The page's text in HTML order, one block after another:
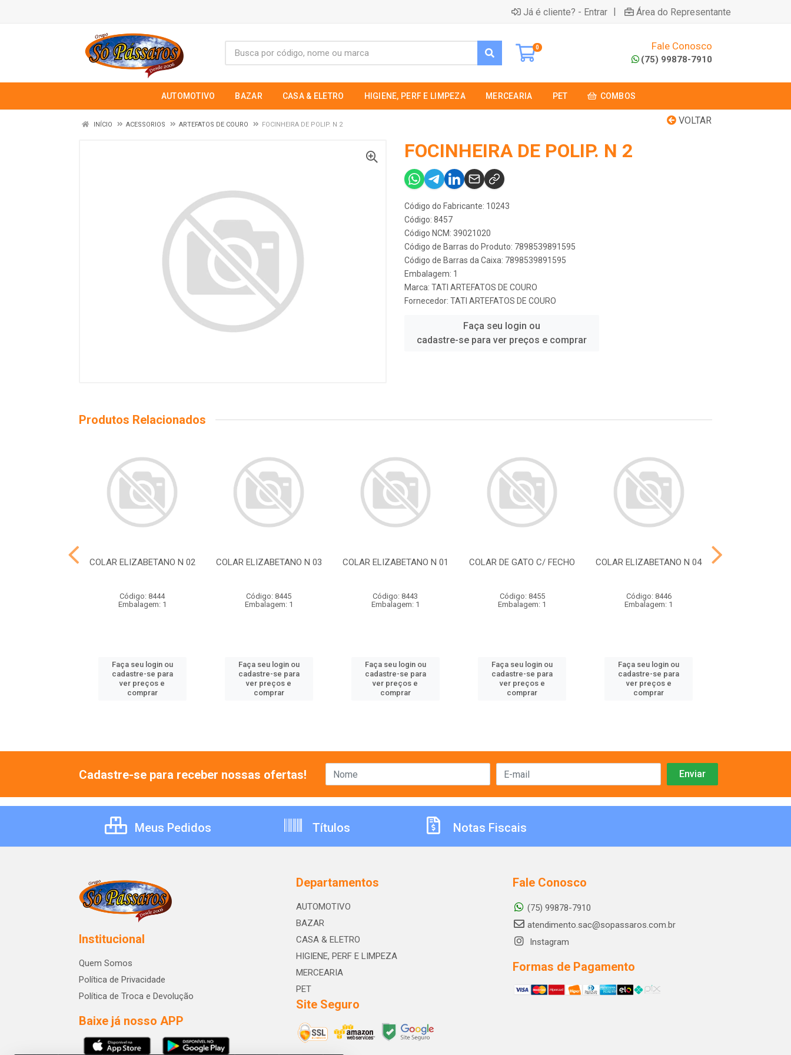
Já é cliente? - Entrar | Área do Representante
0 Fale Conosco
(75) 99878-7910
AUTOMOTIVO BAZAR CASA & ELETRO HIGIENE, PERF E LIMPEZA MERCEARIA PET COMBOS
VOLTAR
INÍCIO ACESSORIOS ARTEFATOS DE COURO FOCINHEIRA DE POLIP. N 2
FOCINHEIRA DE POLIP. N 2
Código do Fabricante: 10243
Código: 8457
Código NCM: 39021020
Código de Barras do Produto: 7898539891595
Código de Barras da Caixa: 7898539891595
Embalagem: 1
Marca: TATI ARTEFATOS DE COURO
Fornecedor: TATI ARTEFATOS DE COURO
Faça seu login ou
cadastre-se para ver preços e comprar
Produtos Relacionados
COLAR ELIZABETANO N 02
Código: 8444
Embalagem: 1
Faça seu login ou
cadastre-se para
ver preços e
comprar
COLAR ELIZABETANO N 03
Código: 8445
Embalagem: 1
Faça seu login ou
cadastre-se para
ver preços e
comprar
COLAR ELIZABETANO N 01
Código: 8443
Embalagem: 1
Faça seu login ou
cadastre-se para
ver preços e
comprar
COLAR DE GATO C/ FECHO
Código: 8455
Embalagem: 1
Faça seu login ou
cadastre-se para
ver preços e
comprar
COLAR ELIZABETANO N 04
Código: 8446
Embalagem: 1
Faça seu login ou
cadastre-se para
ver preços e
comprar
Cadastre-se para receber nossas ofertas!
Meus Pedidos Títulos Notas Fiscais
Institucional
Quem Somos
Política de Privacidade
Política de Troca e Devolução
Baixe já nosso APP
Departamentos
AUTOMOTIVO
BAZAR
CASA & ELETRO
HIGIENE, PERF E LIMPEZA
MERCEARIA
PET
Site Seguro
Fale Conosco
(75) 99878-7910
atendimento.sac@sopassaros.com.br
Instagram
Formas de Pagamento